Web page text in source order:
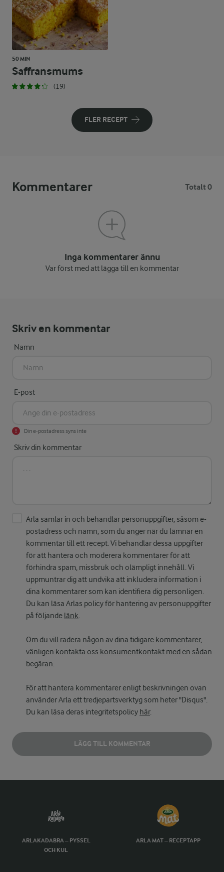
50 MIN
Saffransmums
(19)
FLER RECEPT
Kommentarer Totalt 0
Inga kommentarer ännu
Var först med att lägga till en kommentar
Skriv en kommentar
Namn
E-post
Din e-postadress syns inte
Skriv din kommentar
Arla samlar in och behandlar personuppgifter, såsom e-
postadress och namn, som du anger när du lämnar en
kommentar till ett recept. Vi behandlar dessa uppgifter
för att hantera och moderera kommentarer för att
förhindra spam, missbruk och olämpligt innehåll. Vi
uppmuntrar dig att undvika att inkludera information i
dina kommentarer som kan identifiera dig personligen.
Du kan läsa Arlas policy för hantering av personuppgifter
på följande länk.
Om du vill radera någon av dina tidigare kommentarer,
vänligen kontakta oss konsumentkontakt med en sådan
begäran.
För att hantera kommentarer enligt beskrivningen ovan
använder Arla ett tredjepartsverktyg som heter "Disqus".
Du kan läsa deras integritetspolicy här.
LÄGG TILL KOMMENTAR
ARLAKADABRA – PYSSEL
OCH KUL
ARLA MAT – RECEPTAPP